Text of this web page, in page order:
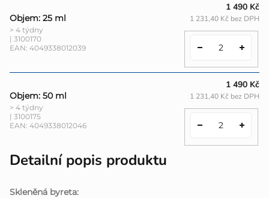
Objem: 25 ml
> 4 týdny
| 3100170
EAN: 4049338012039
1 490 Kč
1 231,40 Kč bez DPH
Objem: 50 ml
> 4 týdny
| 3100175
EAN: 4049338012046
1 490 Kč
1 231,40 Kč bez DPH
Detailní popis produktu
Skleněná byreta: